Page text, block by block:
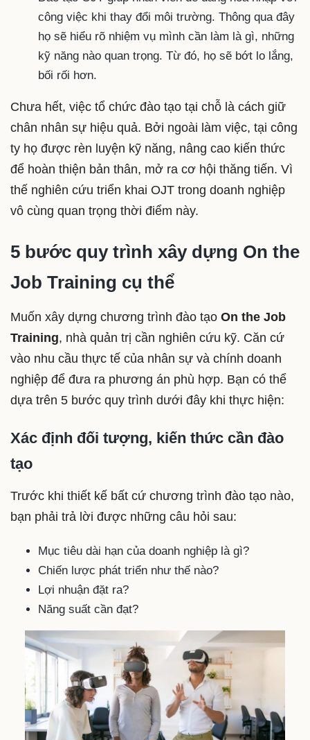
công việc khi thay đổi môi trường. Thông qua đây
họ sẽ hiểu rõ nhiệm vụ mình cần làm là gì, những
kỹ năng nào quan trọng. Từ đó, họ sẽ bớt lo lắng,
bối rối hơn.
Chưa hết, việc tổ chức đào tạo tại chỗ là cách giữ
chân nhân sự hiệu quả. Bởi ngoài làm việc, tại công
ty họ được rèn luyện kỹ năng, nâng cao kiến thức
để hoàn thiện bản thân, mở ra cơ hội thăng tiến. Vì
thế nghiên cứu triển khai OJT trong doanh nghiệp
vô cùng quan trọng thời điểm này.
5 bước quy trình xây dựng On the
Job Training cụ thể
Muốn xây dựng chương trình đào tạo On the Job
Training, nhà quản trị cần nghiên cứu kỹ. Căn cứ
vào nhu cầu thực tế của nhân sự và chính doanh
nghiệp để đưa ra phương án phù hợp. Bạn có thể
dựa trên 5 bước quy trình dưới đây khi thực hiện:
Xác định đối tượng, kiến thức cần đào
tạo
Trước khi thiết kế bất cứ chương trình đào tạo nào,
bạn phải trả lời được những câu hỏi sau:
Mục tiêu dài hạn của doanh nghiệp là gì?
Chiến lược phát triển như thế nào?
Lợi nhuận đặt ra?
Năng suất cần đạt?